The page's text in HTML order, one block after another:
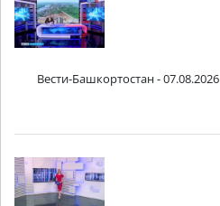
Вести-Башкортостан - 07.08.2026